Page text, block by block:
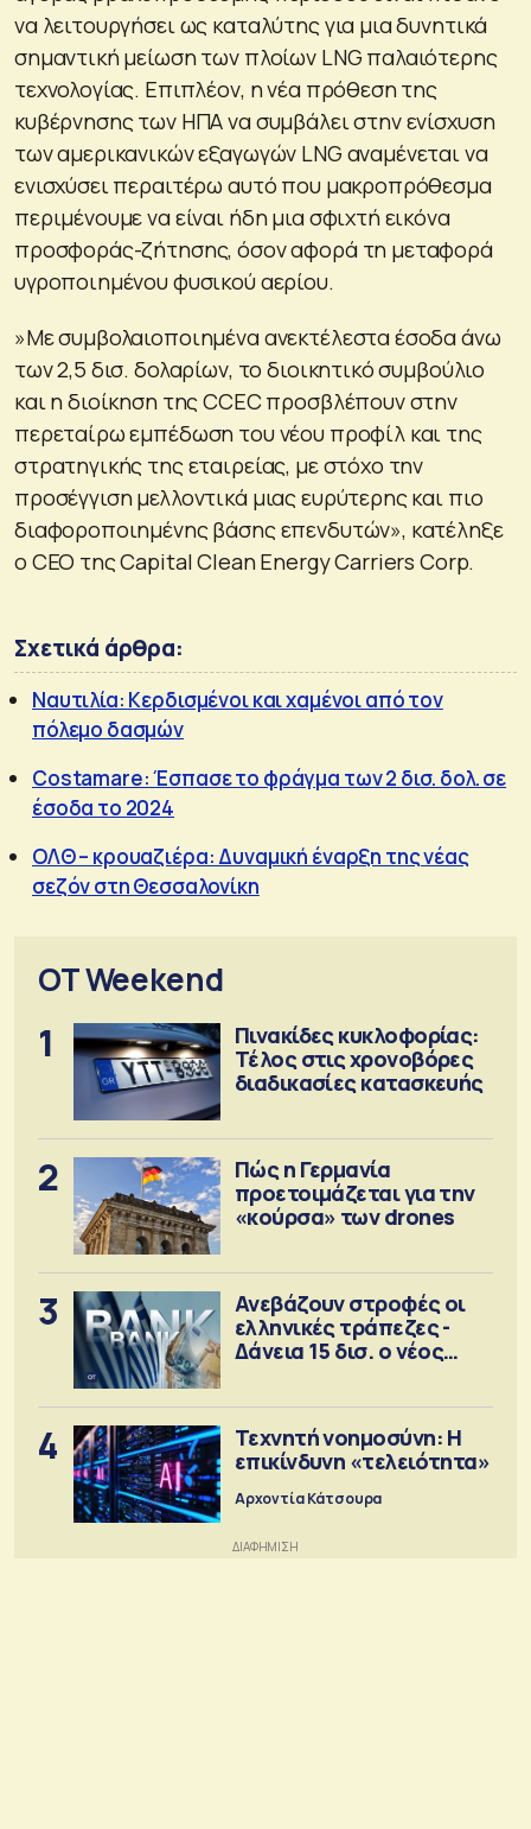
να λειτουργήσει ως καταλύτης για μια δυνητικά
σημαντική μείωση των πλοίων LNG παλαιότερης
τεχνολογίας. Επιπλέον, η νέα πρόθεση της
κυβέρνησης των ΗΠΑ να συμβάλει στην ενίσχυση
των αμερικανικών εξαγωγών LNG αναμένεται να
ενισχύσει περαιτέρω αυτό που μακροπρόθεσμα
περιμένουμε να είναι ήδη μια σφιχτή εικόνα
προσφοράς-ζήτησης, όσον αφορά τη μεταφορά
υγροποιημένου φυσικού αερίου.
»Με συμβολαιοποιημένα ανεκτέλεστα έσοδα άνω
των 2,5 δισ. δολαρίων, το διοικητικό συμβούλιο
και η διοίκηση της CCEC προσβλέπουν στην
περεταίρω εμπέδωση του νέου προφίλ και της
στρατηγικής της εταιρείας, με στόχο την
προσέγγιση μελλοντικά μιας ευρύτερης και πιο
διαφοροποιημένης βάσης επενδυτών», κατέληξε
ο CEO της Capital Clean Energy Carriers Corp.
Σχετικά άρθρα:
Ναυτιλία: Κερδισμένοι και χαμένοι από τον
πόλεμο δασμών
Costamare: Έσπασε το φράγμα των 2 δισ. δολ. σε
έσοδα το 2024
ΟΛΘ – κρουαζιέρα: Δυναμική έναρξη της νέας
σεζόν στη Θεσσαλονίκη
OT Weekend
1
Πινακίδες κυκλοφορίας:
Τέλος στις χρονοβόρες
διαδικασίες κατασκευής
2
Πώς η Γερμανία
προετοιμάζεται για την
«κούρσα» των drones
3
Ανεβάζουν στροφές οι
ελληνικές τράπεζες -
Δάνεια 15 δισ. ο νέος
4
Τεχνητή νοημοσύνη: Η
επικίνδυνη «τελειότητα»
Αρχοντία Κάτσουρα